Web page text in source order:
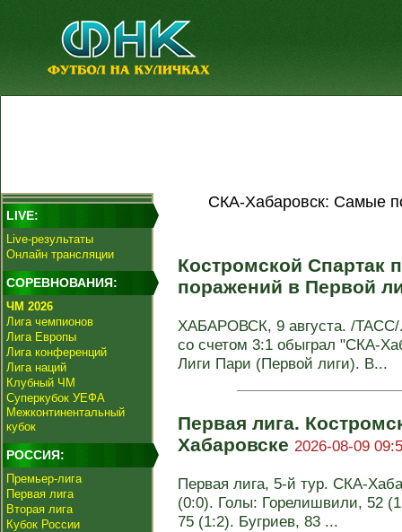
LIVE:
Live-результаты
Онлайн трансляции
СОРЕВНОВАНИЯ:
ЧМ 2026
Лига чемпионов
Лига Европы
Лига конференций
Лига наций
Клубный ЧМ
Суперкубок УЕФА
Межконтинентальный
кубок
РОССИЯ:
Премьер-лига
Первая лига
Вторая лига
Кубок России
СКА-Хабаровск: Самые
Костромской Спартак
поражений в Первой
ХАБАРОВСК, 9 августа. /ТАСС/.
со счетом 3:1 обыграл "СКА-
Лиги Пари (Первой лиги). В...
Первая лига.
Хабаровске 2026-08-09
Первая лига, 5-й тур. СКА-
(0:0). Голы: Горелишвили, 52
75 (1:2). Бугриев, 83 ...